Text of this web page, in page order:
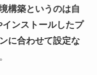
構築というのは自
ンストールしたプ
に合わせて設定な